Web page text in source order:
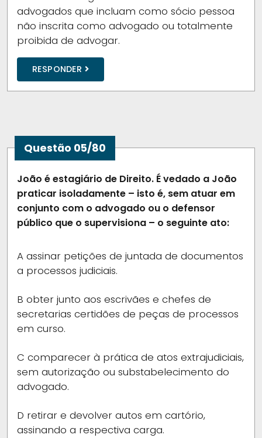
advogados que incluam como sócio pessoa
não inscrita como advogado ou totalmente
proibida de advogar.
RESPONDER
Questão 05/80
João é estagiário de Direito. É vedado a João
praticar isoladamente – isto é, sem atuar em
conjunto com o advogado ou o defensor
público que o supervisiona – o seguinte ato:
A assinar petições de juntada de documentos
a processos judiciais.
B obter junto aos escrivães e chefes de
secretarias certidões de peças de processos
em curso.
C comparecer à prática de atos extrajudiciais,
sem autorização ou substabelecimento do
advogado.
D retirar e devolver autos em cartório,
assinando a respectiva carga.